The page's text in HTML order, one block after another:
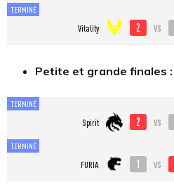
TERMINÉ
Vitality 2 vs
Petite et grande finales :
TERMINÉ
Spirit 2 vs
TERMINÉ
FURIA 1 vs